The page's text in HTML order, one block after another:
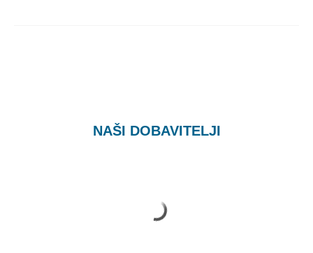
NAŠI DOBAVITELJI